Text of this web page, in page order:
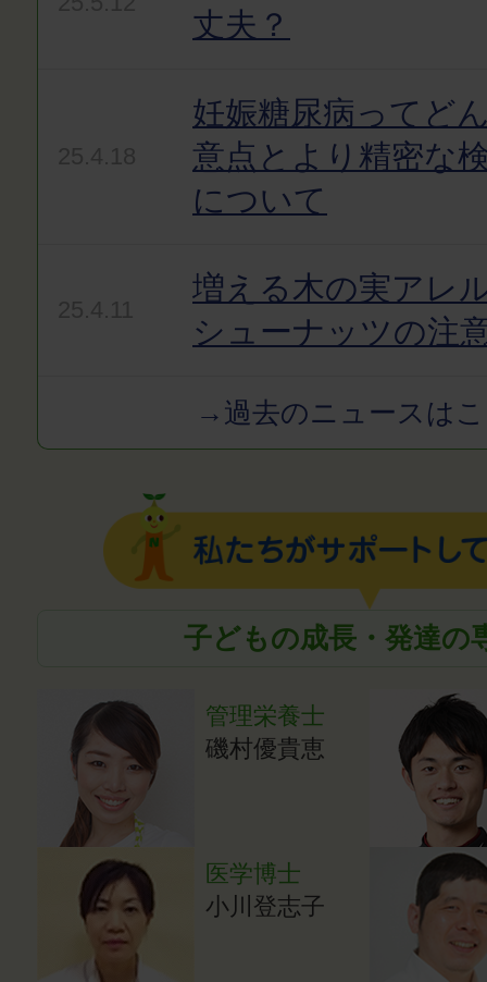
丈夫？
妊娠糖尿病ってど
意点とより精密な
について
増える木の実アレ
シューナッツの注
→過去のニュースは
子どもの成長・発達の
管理栄養士
磯村優貴恵
医学博士
小川登志子